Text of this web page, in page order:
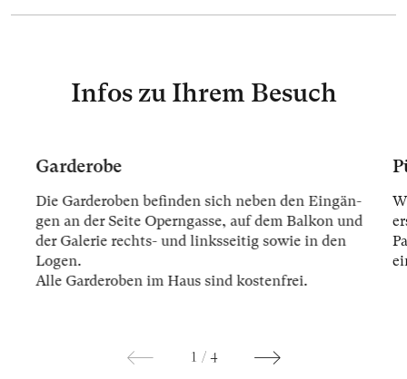
Infos zu Ihrem Besuch
Garderobe
Die Gar­der­oben be­fin­den sich ne­ben den Ein­gän­
gen an der Sei­te Opern­gas­se, auf dem Bal­kon und
der Ga­le­rie rechts- und links­sei­tig so­wie in den
Lo­gen.
Alle Gar­der­oben im Haus sind kos­ten­frei.
1 / 4